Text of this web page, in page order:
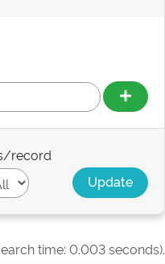
record
time: 0.003 seconds).